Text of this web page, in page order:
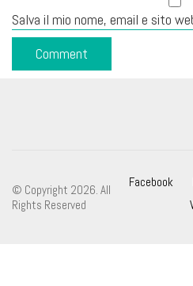
Salva il mio nome, email e sito
Facebook
© Copyright 2026. All
Rights Reserved